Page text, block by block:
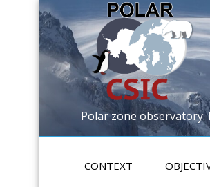
Polar zone observatory:
CONTEXT